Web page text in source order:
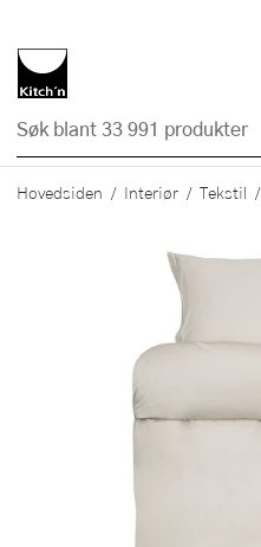
Hovedsiden Interiør Tekstil